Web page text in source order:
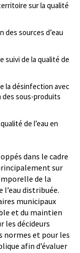
sur la qualité
sources d’eau
suivi de la qualité de
la désinfection avec
sous-produits
de l’eau en
dans le cadre
sur
de la
l’eau distribuée.
municipaux
et du maintien
les décideurs
normes et pour les
afin d’évaluer